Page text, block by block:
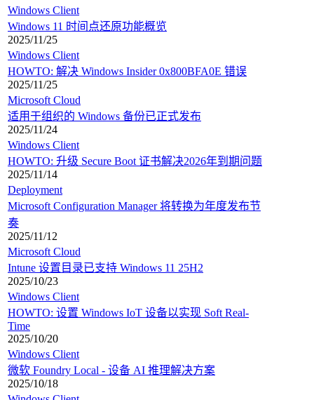
Windows Client
Windows 11 时间点还原功能概览
2025/11/25
Windows Client
HOWTO: 解决 Windows Insider 0x800BFA0E 错误
2025/11/25
Microsoft Cloud
适用于组织的 Windows 备份已正式发布
2025/11/24
Windows Client
HOWTO: 升级 Secure Boot 证书解决2026年到期问题
2025/11/14
Deployment
Microsoft Configuration Manager 将转换为年度发布节
奏
2025/11/12
Microsoft Cloud
Intune 设置目录已支持 Windows 11 25H2
2025/10/23
Windows Client
HOWTO: 设置 Windows IoT 设备以实现 Soft Real-
Time
2025/10/20
Windows Client
微软 Foundry Local - 设备 AI 推理解决方案
2025/10/18